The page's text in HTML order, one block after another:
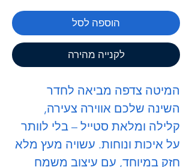
הוספה לסל
לקנייה מהירה
המיטה צדפה מביאה לחדר
השינה שלכם אווירה צעירה,
קלילה ומלאת סטייל – בלי לוותר
על איכות ונוחות. עשויה מעץ מלא
חזק במיוחד, עם עיצוב משמח